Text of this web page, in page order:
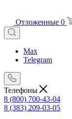
Отложенные 0
Max
Telegram
Телефоны
8 (800) 700-43-04
8 (383) 209-03-05